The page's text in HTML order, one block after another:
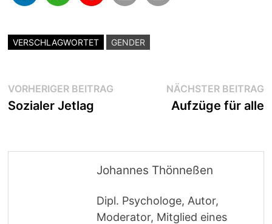
VERSCHLAGWORTET GENDER
Beitragsnavigation
VORHERIGER BEITRAG Vorheriger
Sozialer Jetlag
NÄCHSTER BEITRAG
Aufzüge für alle
Johannes Thönneßen
Dipl. Psychologe, Autor,
Moderator, Mitglied eines